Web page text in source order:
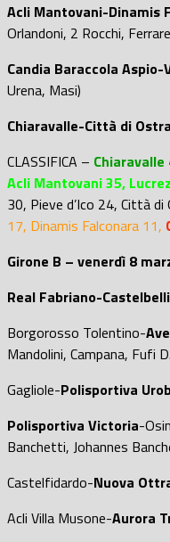
Acli Mantovani-Dinamis
Orlandoni, 2 Rocchi,
Candia Baraccola Aspio-
Urena, Masi)
Chiaravalle-Città di Ostra
CLASSIFICA – Chiaravalle
Acli Mantovani 35,
30, Pieve d’Ico 24, Città di
17, Dinamis Falconara 11,
Girone B – venerdì 8
Real Fabriano-
Borgorosso Tolentino-
Mandolini, Campana, Fufi
Gagliole-Polisportiva
Polisportiva Victoria-
Banchetti, Johannes
Castelfidardo-Nuova
Acli Villa Musone-Aurora